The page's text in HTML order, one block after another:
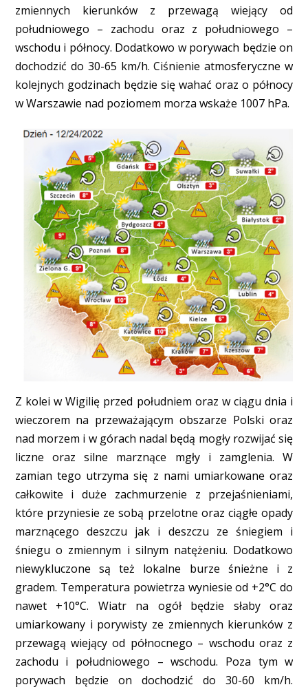
zmiennych kierunków z przewagą wiejący od
południowego – zachodu oraz z południowego –
wschodu i północy. Dodatkowo w porywach będzie on
dochodzić do 30-65 km/h. Ciśnienie atmosferyczne w
kolejnych godzinach będzie się wahać oraz o północy
w Warszawie nad poziomem morza wskaże 1007 hPa.
Z kolei w Wigilię przed południem oraz w ciągu dnia i
wieczorem na przeważającym obszarze Polski oraz
nad morzem i w górach nadal będą mogły rozwijać się
liczne oraz silne marznące mgły i zamglenia. W
zamian tego utrzyma się z nami umiarkowane oraz
całkowite i duże zachmurzenie z przejaśnieniami,
które przyniesie ze sobą przelotne oraz ciągłe opady
marznącego deszczu jak i deszczu ze śniegiem i
śniegu o zmiennym i silnym natężeniu. Dodatkowo
niewykluczone są też lokalne burze śnieżne i z
gradem. Temperatura powietrza wyniesie od +2°C do
nawet +10°C. Wiatr na ogół będzie słaby oraz
umiarkowany i porywisty ze zmiennych kierunków z
przewagą wiejący od północnego – wschodu oraz z
zachodu i południowego – wschodu. Poza tym w
porywach będzie on dochodzić do 30-60 km/h.